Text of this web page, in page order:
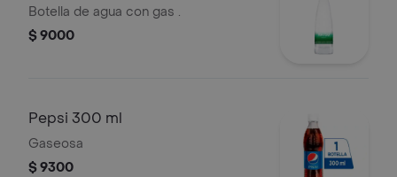
Botella de agua con gas .
$ 9000
Pepsi 300 ml
Gaseosa
$ 9300